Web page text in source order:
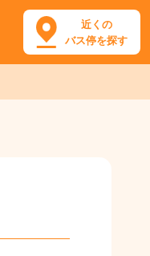
近くの
バス停を探す